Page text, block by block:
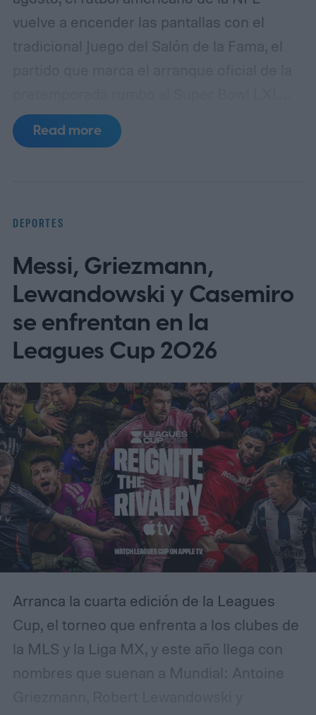
vuelve a encender las pantallas con el
tradicional Juego del Salón de la Fama, el
Los protagonistas serán Carolina
Panthers y Arizona Cardinals, dos
Read more
DEPORTES
Messi, Griezmann,
Lewandowski y Casemiro
se enfrentan en la
Leagues Cup 2026
Arranca la cuarta edición de la Leagues
Cup, el torneo que enfrenta a los clubes de
la MLS y la Liga MX, y este año llega con
nombres que suenan a Mundial: Antoine